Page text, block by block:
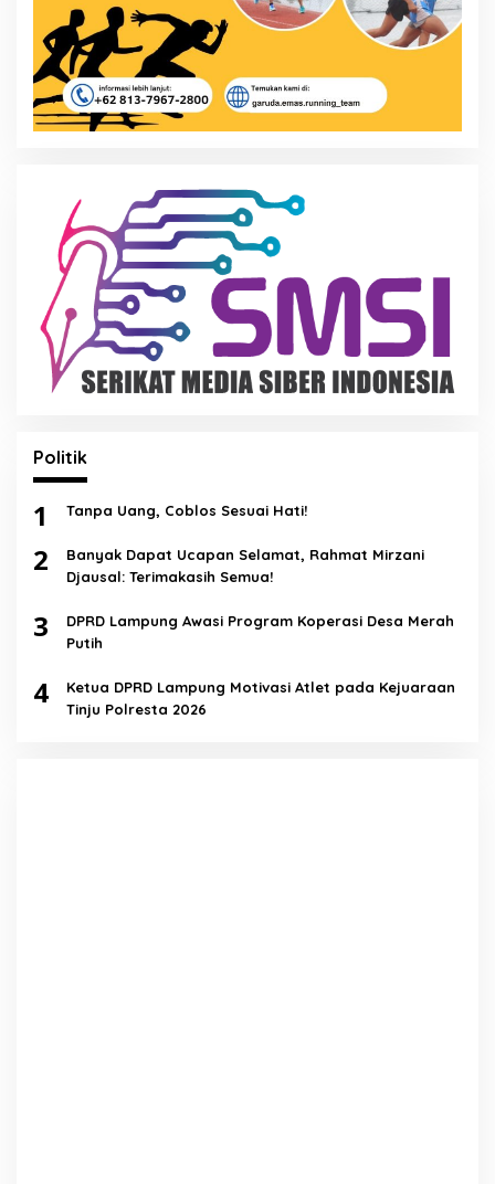
Politik
1 Tanpa Uang, Coblos Sesuai Hati!
2
Banyak Dapat Ucapan Selamat, Rahmat Mirzani
Djausal: Terimakasih Semua!
3
DPRD Lampung Awasi Program Koperasi Desa Merah
Putih
4
Ketua DPRD Lampung Motivasi Atlet pada Kejuaraan
Tinju Polresta 2026